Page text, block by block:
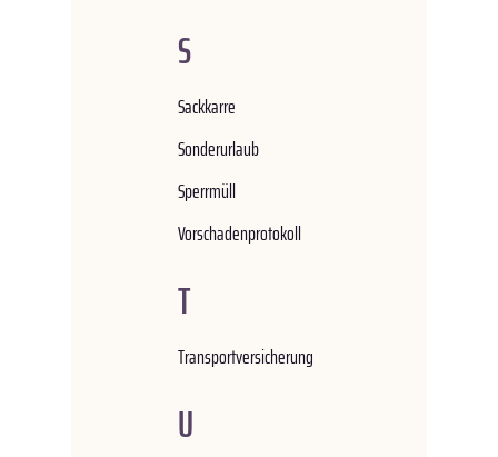
S
Sackkarre
Sonderurlaub
Sperrmüll
Vorschadenprotokoll
T
Transportversicherung
U